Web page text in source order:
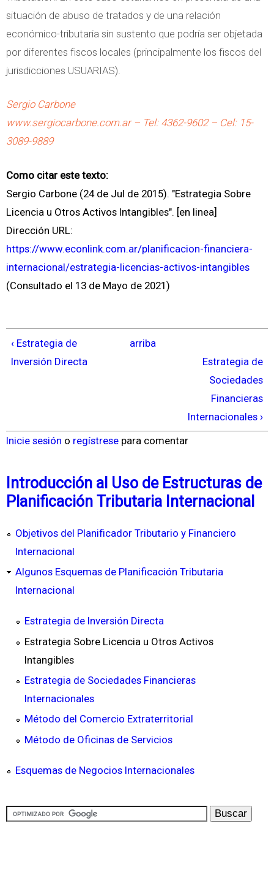
situación de abuso de tratados y de una relación
económico-tributaria sin sustento que podría ser objetada
por diferentes fiscos locales (principalmente los fiscos del
jurisdicciones USUARIAS).
Sergio Carbone
www.sergiocarbone.com.ar – Tel: 4362-9602 – Cel: 15-
3089-9889
Como citar este texto:
Sergio Carbone (24 de Jul de 2015). "Estrategia Sobre
Licencia u Otros Activos Intangibles". [en linea]
Dirección URL:
https://www.econlink.com.ar/planificacion-financiera-
internacional/estrategia-licencias-activos-intangibles
(Consultado el 13 de Mayo de 2021)
‹ Estrategia de
Inversión Directa
arriba
Estrategia de
Sociedades
Financieras
Internacionales ›
Inicie sesión o regístrese para comentar
Introducción al Uso de Estructuras de
Planificación Tributaria Internacional
Objetivos del Planificador Tributario y Financiero
Internacional
Algunos Esquemas de Planificación Tributaria
Internacional
Estrategia de Inversión Directa
Estrategia Sobre Licencia u Otros Activos
Intangibles
Estrategia de Sociedades Financieras
Internacionales
Método del Comercio Extraterritorial
Método de Oficinas de Servicios
Esquemas de Negocios Internacionales